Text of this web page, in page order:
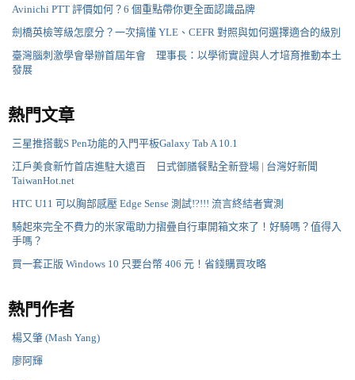
Avinichi PTT 評價如何？6 個重點帶你更全面認識品牌
劍橋英檢等級怎麼分？一次搞懂 YLE、CEFR 對照與如何選擇適合的級別
臺灣腦刺激學會舉辦首屆年會 理事長：以學術實證與人才培育推動本土
發展
熱門文章
三星推搭載S Pen功能的入門平板Galaxy Tab A 10.1
江戶美食新竹首店進駐大遠百 日式御膳餐點全新登場 | 台灣好新聞
TaiwanHot.net
HTC U11 可以胸部感壓 Edge Sense 測試!?!!! 流言終結者實測
騎起來完全不費力的米家電助力摺疊自行車開箱文來了！好騎嗎？值得入
手嗎？
買一套正版 Windows 10 只要台幣 406 元！省錢購買攻略
熱門作者
楊又肇 (Mash Yang)
廖阿輝